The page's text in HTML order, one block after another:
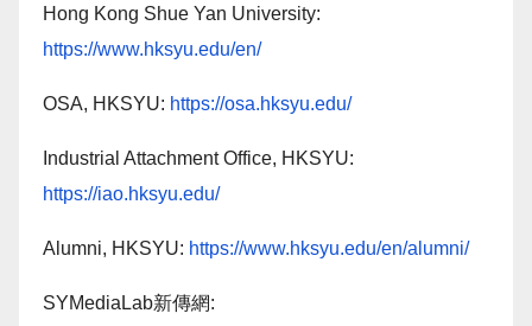
Hong Kong Shue Yan University:
https://www.hksyu.edu/en/
OSA, HKSYU: https://osa.hksyu.edu/
Industrial Attachment Office, HKSYU:
https://iao.hksyu.edu/
Alumni, HKSYU: https://www.hksyu.edu/en/alumni/
SYMediaLab新傳網: